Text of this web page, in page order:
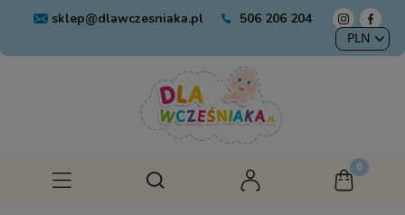
sklep@dlawczesniaka.pl 506 206 204